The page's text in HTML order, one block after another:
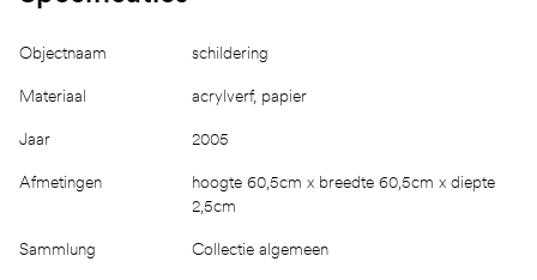
Objectnaam schildering
Materiaal acrylverf, papier
Jaar 2005
Afmetingen
hoogte 60,5cm x breedte 60,5cm x diepte
2,5cm
Sammlung Collectie algemeen